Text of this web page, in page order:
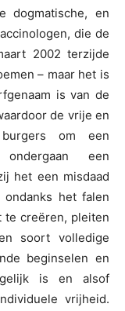
dogmatische, en
die de
2002 terzijde
– maar het is
is van de
de vrije en
burgers om een
een
het een misdaad
het falen
te creëren, pleiten
soort volledige
beginselen en
is en alsof
vrijheid.